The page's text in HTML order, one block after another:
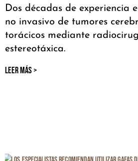
Dos décadas de experiencia
no invasivo de tumores
torácicos mediante
estereotáxica.
LEER MÁS >